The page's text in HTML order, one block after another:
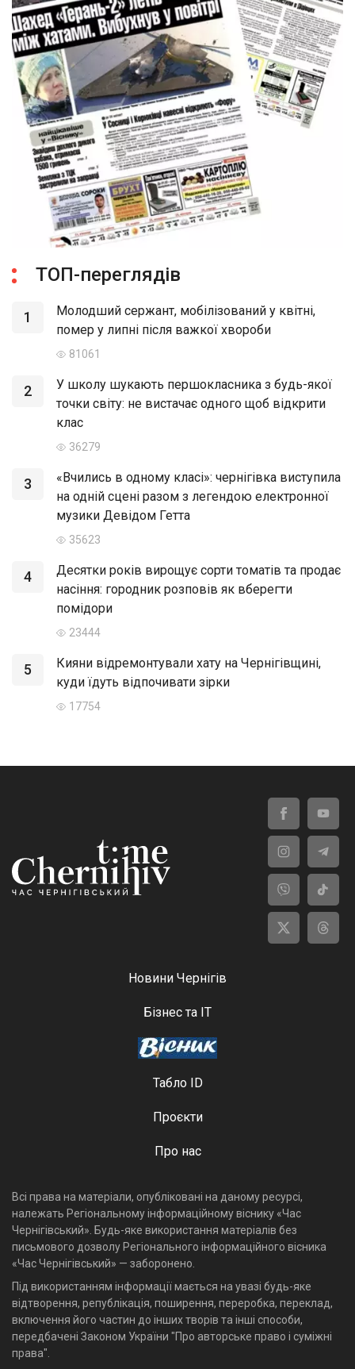
ТОП-переглядів
1
Молодший сержант, мобілізований у квітні,
помер у липні після важкої хвороби
81061
2
У школу шукають першокласника з будь-якої
точки світу: не вистачає одного щоб відкрити
клас
36279
3
«Вчились в одному класі»: чернігівка виступила
на одній сцені разом з легендою електронної
музики Девідом Гетта
35623
4
Десятки років вирощує сорти томатів та продає
насіння: городник розповів як вберегти
помідори
23444
5
Кияни відремонтували хату на Чернігівщині,
куди їдуть відпочивати зірки
17754
Новини Чернігів
Бізнес та ІТ
Табло ID
Проєкти
Про нас
Всі права на матеріали, опубліковані на даному ресурсі,
належать Регіональному інформаційному віснику «Час
Чернігівський». Будь-яке використання матеріалів без
письмового дозволу Регіонального інформаційного вісника
«Час Чернігівський» — заборонено.
Під використанням інформації мається на увазі будь-яке
відтворення, републікація, поширення, переробка, переклад,
включення його частин до інших творів та інші способи,
передбачені Законом України "Про авторське право і суміжні
права".